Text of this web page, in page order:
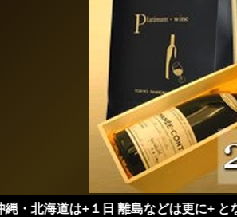
+１日 離島などは更に+ となります。）